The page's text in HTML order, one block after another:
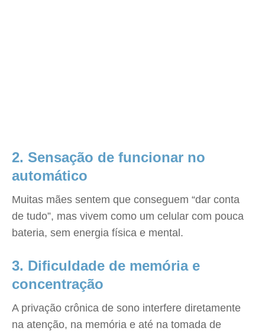
2. Sensação de funcionar no
automático
Muitas mães sentem que conseguem “dar conta
de tudo”, mas vivem como um celular com pouca
bateria, sem energia física e mental.
3. Dificuldade de memória e
concentração
A privação crônica de sono interfere diretamente
na atenção, na memória e até na tomada de